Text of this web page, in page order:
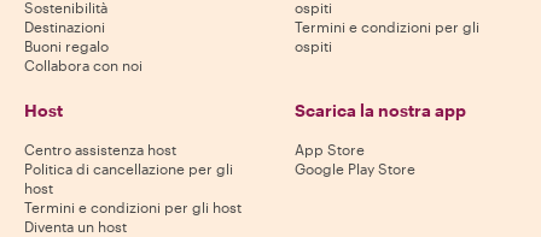
Sostenibilità
Destinazioni
Buoni regalo
Collabora con noi
ospiti
Termini e condizioni per gli
ospiti
Host
Centro assistenza host
Politica di cancellazione per gli
host
Termini e condizioni per gli host
Diventa un host
Scarica la nostra app
App Store
Google Play Store